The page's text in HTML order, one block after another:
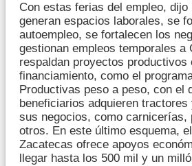
Con estas ferias del empleo,
generan espacios laborales, se
autoempleo, se fortalecen los
gestionan empleos temporales a
respaldan proyectos productivos
financiamiento, como el
Productivas peso a peso, con el
beneficiarios adquieren tractores
sus negocios, como carnicerías,
otros. En este último esquema,
Zacatecas ofrece apoyos
llegar hasta los 500 mil y un